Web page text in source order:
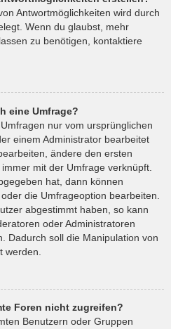
Antwortmöglichkeiten wird durch
Wenn du glaubst, mehr
zu benötigen, kontaktiere
eine Umfrage?
nur vom ursprünglichen
einem Administrator bearbeitet
ändere den ersten
mit der Umfrage verknüpft.
hat, dann können
die Umfrageoption bearbeiten.
abgestimmt haben, so kann
oder Administratoren
Dadurch soll die Manipulation von
werden.
Foren nicht zugreifen?
Benutzern oder Gruppen